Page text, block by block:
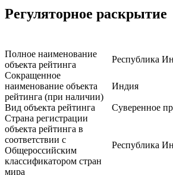
Регуляторное раскрытие
Полное наименование
объекта рейтинга
Республика
Сокращенное
наименование объекта
рейтинга (при наличии)
Индия
Вид объекта рейтинга
Суверенное
Страна регистрации
объекта рейтинга в
соответствии с
Общероссийским
классификатором стран
мира
Республика